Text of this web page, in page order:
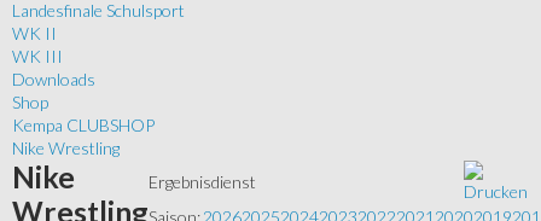
Landesfinale Schulsport
WK II
WK III
Downloads
Shop
Kempa CLUBSHOP
Nike Wrestling
Ergebnisdienst
Saison:202620252024202320222021 20202019
Nike
Wrestling